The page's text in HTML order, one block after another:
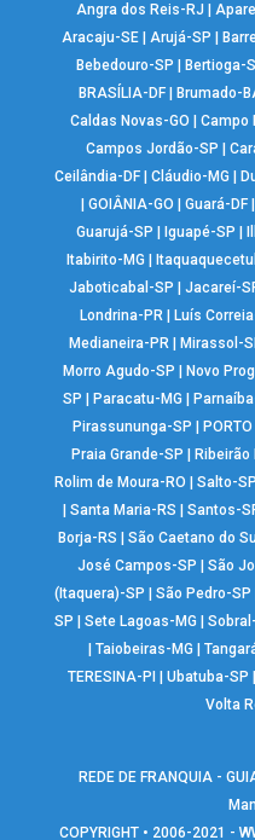
Angra dos Reis-RJ
Aracaju-SE |Arujá-SP
Bebedouro-SP
Bertioga-
BRASÍLIA-DF| Brumado-
Caldas Novas-GO
|Campo
Campos Jordão-SP
Ceilândia-DF| Cláudio-MG
GOIÂNIA-GO Guará-DF|
Guarujá-SP
Iguapé-SP
Itabirito-MG
Jaboticabal-SP
Jacareí-
Londrina-PR| Luís
Medianeira-PR
Mirassol-
Morro Agudo-SP
Novo
SP
Paracatu-MG
Pirassununga-SP
Praia Grande-SP
Ribeirão
Rolim de Moura-RO
Salto-SP
|Santa Maria-RS |Santos-
Borja-RS
|São Caetano do
José Campos-SP
|São
(Itaquera)-SP
|São Pedro-SP
SP
|Sete Lagoas-MG |
Taiobeiras-MG
TERESINA-PI
|Ubatuba-SP
Volta
REDE DE FRANQUIA -
COPYRIGHT • 2006-2021 -